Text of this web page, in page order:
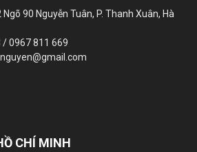
Ngõ 90 Nguyễn Tuân, P. Thanh Xuân, Hà
/ 0967 811 669
CHÍ MINH